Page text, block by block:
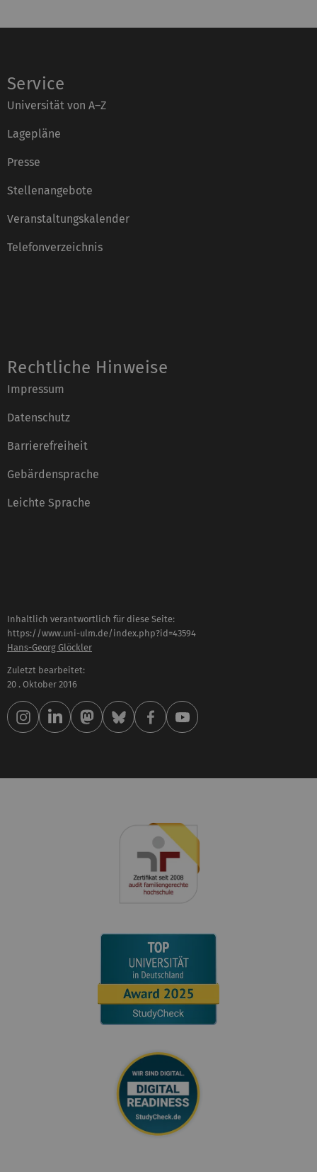
Service
Universität von A–Z
Lagepläne
Presse
Stellenangebote
Veranstaltungskalender
Telefonverzeichnis
Rechtliche Hinweise
Impressum
Datenschutz
Barrierefreiheit
Gebärdensprache
Leichte Sprache
Inhaltlich verantwortlich für diese Seite:
https://www.uni-ulm.de/index.php?id=43594
Hans-Georg Glöckler
Zuletzt bearbeitet:
20 . Oktober 2016